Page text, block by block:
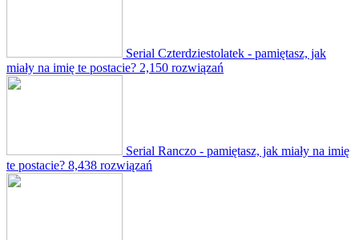
Serial Czterdziestolatek - pamiętasz, jak
miały na imię te postacie? 2,150 rozwiązań
Serial Ranczo - pamiętasz, jak miały na imię
te postacie? 8,438 rozwiązań